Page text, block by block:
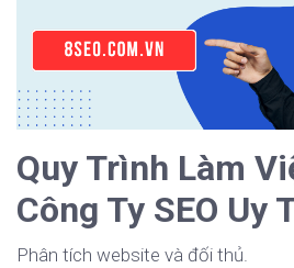
Quy Trình Làm
Công Ty SEO Uy
Phân tích website và đối thủ.